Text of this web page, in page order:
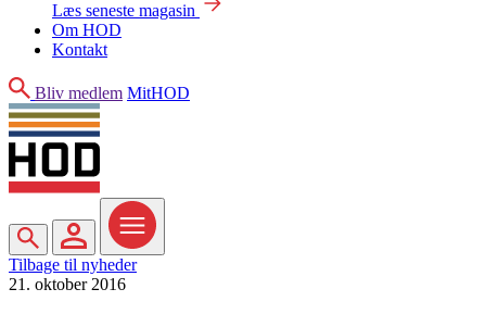
Læs seneste magasin
Om HOD
Kontakt
Søg
Bliv medlem MitHOD
Søg MitHOD Menu
Tilbage til nyheder
21. oktober 2016